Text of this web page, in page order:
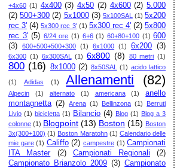
+4x60 (1) 4x400 (3) 4x50 (2) 4x600 (2) 5.000
(2) 500+300 (2) 5x1000 (3) 5x100SAL (1) 5x200
rec 3' (4) 5x300 rec 3' (1) 5x300 rec 4' (2) 5x800
rec 3' (5) 6/24 ore (1) 6+6 (1) 60+80+100 (1) 600
(3)
600+500+500+300 (1) 6x1000 (1) 6x200 (3)
6x300 (1) 6x300SAL (1) 6x800 (8) 80 metri (1)
800 (16) 8x1000 (2) 8x50SAL (1) acido lattico
(1) Adidas (1) Allenamenti (82)
Alpecin (1) alternato (1) americana (1)
anello
montagnetta (2) Arena (1) Bellinzona (1)
Berruti
Livio (1) bicicletta (1) Bilancio (4) Blog (1) Blog a 3
colonne (1) Blogpoint (13) Boston (15) Boston
3x(300+100) (1) Boston Maratohn (1) Calendario delle
mie gare (1) Califfo (2) campestre (1) Campionati
ITA Master
(2) Campionati Regionali
(2)
Campionato Brianzolo 2009 (3) Campionato